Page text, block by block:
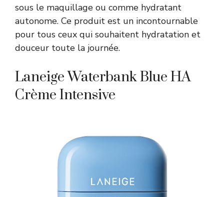
sous le maquillage ou comme hydratant
autonome. Ce produit est un incontournable
pour tous ceux qui souhaitent hydratation et
douceur toute la journée.
Laneige Waterbank Blue HA
Crème Intensive